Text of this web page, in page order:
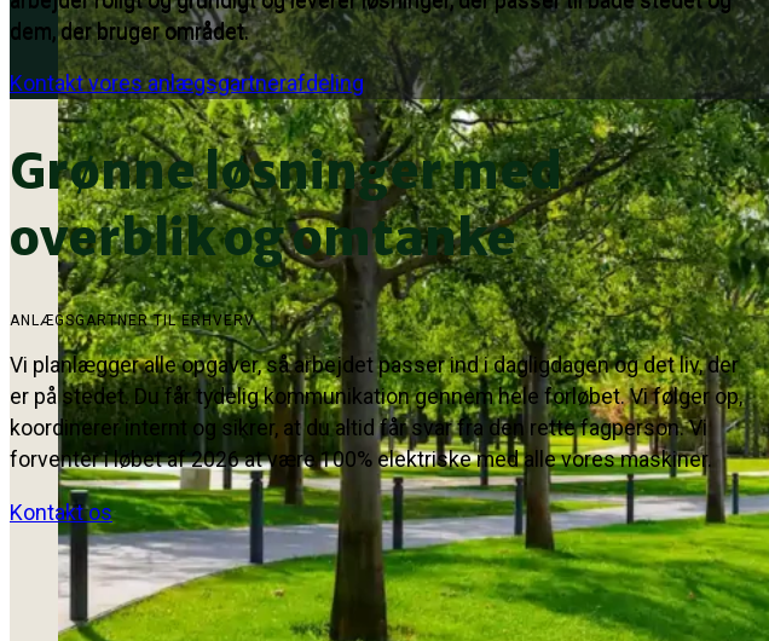
dem, der bruger området.
Kontakt vores anlægsgartnerafdeling
Grønne løsninger med
overblik og omtanke
ANLÆGSGARTNER TIL ERHVERV
Vi planlægger alle opgaver, så arbejdet passer ind i dagligdagen og det liv, der
er på stedet. Du får tydelig kommunikation gennem hele forløbet. Vi følger op,
koordinerer internt og sikrer, at du altid får svar fra den rette fagperson. Vi
forventer i løbet af 2026 at være 100% elektriske med alle vores maskiner.
Kontakt os